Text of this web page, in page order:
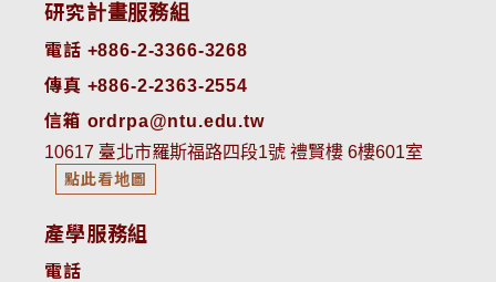
研究計畫服務組
電話 +886-2-3366-3268
傳真 +886-2-2363-2554
信箱 ordrpa@ntu.edu.tw
10617 臺北市羅斯福路四段1號 禮賢樓 6樓601室
點此看地圖
產學服務組
電話